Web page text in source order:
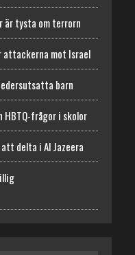
är tysta om terrorn
mot Israel
barn
HBTQ-frågor i skolor
delta i Al Jazeera